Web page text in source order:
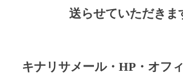
送らせていただきま
キナリサメール・HP・オフ